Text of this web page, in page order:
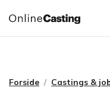
CASTINGS
Forside Castings &